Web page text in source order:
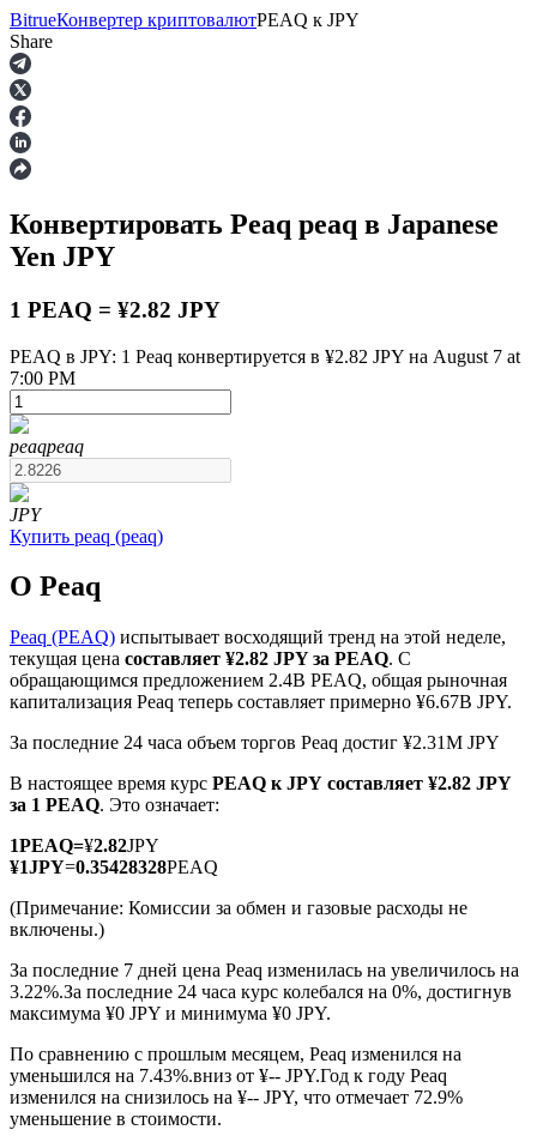
Фьючерсы
USDT-фьючерсы
обеспечения
Фьючерсы на COIN-M
TradFi
Деривативы на акции, форекс, драгоценные металлы и
сырьевые товары
USDC фьючерсы
BitrueКонвертер криптовалютPEAQ к JPY
Share
Конвертировать Peaq peaq в Japanese
Yen JPY
1 PEAQ = ¥2.82 JPY
PEAQ в JPY: 1 Peaq конвертируется в ¥2.82 JPY на August 7 at
7:00 PM
peaqpeaq
JPY
Купить peaq (peaq)
О Peaq
Peaq (PEAQ) испытывает восходящий тренд на этой неделе,
текущая цена составляет ¥2.82 JPY за PEAQ. С
обращающимся предложением 2.4B PEAQ, общая рыночная
капитализация Peaq теперь составляет примерно ¥6.67B JPY.
За последние 24 часа объем торгов Peaq достиг ¥2.31M JPY
В настоящее время курс PEAQ к JPY составляет ¥2.82 JPY
за 1 PEAQ. Это означает:
1PEAQ=¥2.82JPY
¥1JPY=0.35428328PEAQ
(Примечание: Комиссии за обмен и газовые расходы не
включены.)
За последние 7 дней цена Peaq изменилась на увеличилось на
3.22%.За последние 24 часа курс колебался на 0%, достигнув
максимума ¥0 JPY и минимума ¥0 JPY.
По сравнению с прошлым месяцем, Peaq изменился на
уменьшился на 7.43%.вниз от ¥-- JPY.Год к году Peaq
изменился на снизилось на ¥-- JPY, что отмечает 72.9%
уменьшение в стоимости.